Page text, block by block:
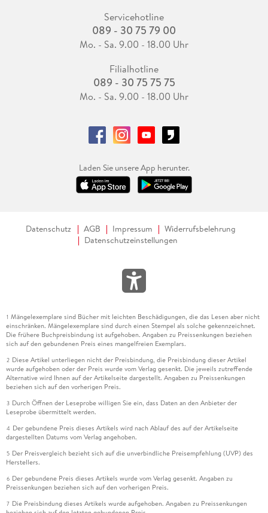
Servicehotline
089 - 30 75 79 00
Mo. - Sa. 9.00 - 18.00 Uhr
Filialhotline
089 - 30 75 75 75
Mo. - Sa. 9.00 - 18.00 Uhr
Laden Sie unsere App herunter.
Datenschutz AGB Impressum
Widerrufsbelehrung
Datenschutzeinstellungen
1 Mängelexemplare sind Bücher mit leichten Beschädigungen, die das Lesen aber nicht
einschränken. Mängelexemplare sind durch einen Stempel als solche gekennzeichnet.
Die frühere Buchpreisbindung ist aufgehoben. Angaben zu Preissenkungen beziehen
sich auf den gebundenen Preis eines mangelfreien Exemplars.
2 Diese Artikel unterliegen nicht der Preisbindung, die Preisbindung dieser Artikel
wurde aufgehoben oder der Preis wurde vom Verlag gesenkt. Die jeweils zutreffende
Alternative wird Ihnen auf der Artikelseite dargestellt. Angaben zu Preissenkungen
beziehen sich auf den vorherigen Preis.
3 Durch Öffnen der Leseprobe willigen Sie ein, dass Daten an den Anbieter der
Leseprobe übermittelt werden.
4 Der gebundene Preis dieses Artikels wird nach Ablauf des auf der Artikelseite
dargestellten Datums vom Verlag angehoben.
5 Der Preisvergleich bezieht sich auf die unverbindliche Preisempfehlung (UVP) des
Herstellers.
6 Der gebundene Preis dieses Artikels wurde vom Verlag gesenkt. Angaben zu
Preissenkungen beziehen sich auf den vorherigen Preis.
7 Die Preisbindung dieses Artikels wurde aufgehoben. Angaben zu Preissenkungen